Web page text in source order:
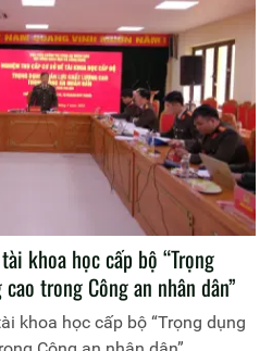
khoa học cấp bộ “Trọng
trong Công an nhân dân”
khoa học cấp bộ “Trọng dụng